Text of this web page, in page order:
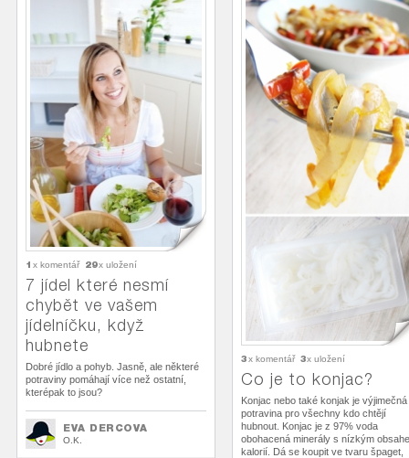
1 x komentář 29x uložení
7 jídel které nesmí
chybět ve vašem
jídelníčku, když
hubnete
Dobré jídlo a pohyb. Jasně, ale některé
potraviny pomáhají více než ostatní,
kterépak to jsou?
EVA DERCOVA
O.K.
3x komentář 3x uložení
Co je to konjac?
Konjac nebo také konjak je výjimečná
potravina pro všechny kdo chtějí
hubnout. Konjac je z 97% voda
obohacená minerály s nízkým
kalorií. Dá se koupit ve tvaru špaget,